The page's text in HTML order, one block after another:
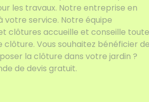
les travaux. Notre entreprise en
votre service. Notre équipe
clôtures accueille et conseille toute
Vous souhaitez bénéficier
la clôture dans votre jardin ?
de devis gratuit.